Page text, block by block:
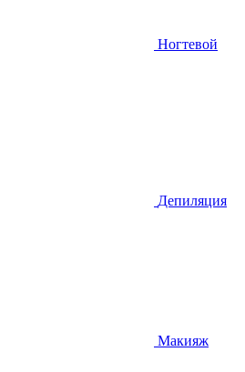
Ногтевой
Депиляция
Макияж